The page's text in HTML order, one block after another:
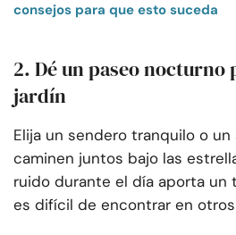
consejos para que esto suceda
2. Dé un paseo nocturno
jardín
Elija un sendero tranquilo o
caminen juntos bajo las
ruido durante el día aporta un
es difícil de encontrar en otros